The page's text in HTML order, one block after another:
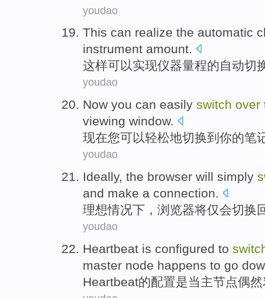
youdao
This can realize the automatic
instrument amount.
这样可以实现仪器量程的自动切
youdao
Now you can easily switch over
viewing window.
现在您可以轻松地切换到 你的笔
youdao
Ideally, the browser will simply
and make a connection.
理想情况下 ， 浏览器将仅会切换
youdao
Heartbeat is configured to
master node happens to go
Heartbeat的配置是当主节点偶然